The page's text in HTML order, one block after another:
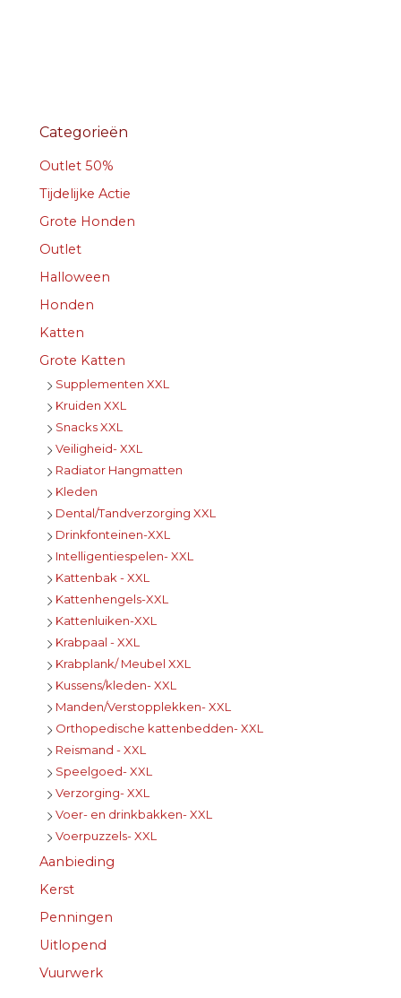
Categorieën
Outlet 50%
Tijdelijke Actie
Grote Honden
Outlet
Halloween
Honden
Katten
Grote Katten
Supplementen XXL
Kruiden XXL
Snacks XXL
Veiligheid- XXL
Radiator Hangmatten
Kleden
Dental/Tandverzorging XXL
Drinkfonteinen-XXL
Intelligentiespelen- XXL
Kattenbak - XXL
Kattenhengels-XXL
Kattenluiken-XXL
Krabpaal - XXL
Krabplank/ Meubel XXL
Kussens/kleden- XXL
Manden/Verstopplekken- XXL
Orthopedische kattenbedden- XXL
Reismand - XXL
Speelgoed- XXL
Verzorging- XXL
Voer- en drinkbakken- XXL
Voerpuzzels- XXL
Aanbieding
Kerst
Penningen
Uitlopend
Vuurwerk